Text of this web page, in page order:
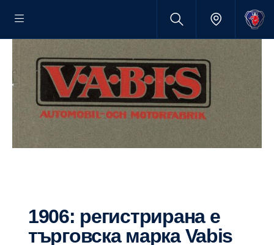
1906: регистрирана е
търговска марка Vabis